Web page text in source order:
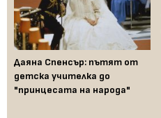
Даяна Спенсър: пътят от
детска учителка до
"принцесата на народа"